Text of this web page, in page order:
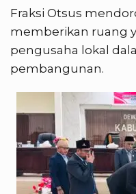
Fraksi Otsus
memberikan ruang
pengusaha lokal
pembangunan.